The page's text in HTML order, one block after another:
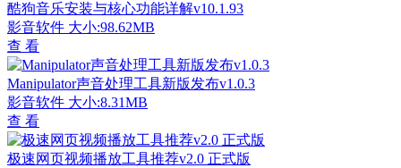
酷狗音乐安装与核心功能详解v10.1.93
影音软件 大小:98.62MB
查 看
Manipulator声音处理工具新版发布v1.0.3
影音软件 大小:8.31MB
查 看
极速网页视频播放工具推荐v2.0 正式版